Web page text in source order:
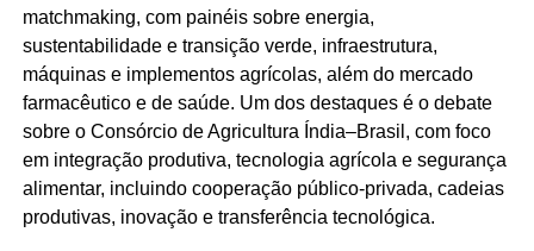
matchmaking, com painéis sobre energia,
sustentabilidade e transição verde, infraestrutura,
máquinas e implementos agrícolas, além do mercado
farmacêutico e de saúde. Um dos destaques é o debate
sobre o Consórcio de Agricultura Índia–Brasil, com foco
em integração produtiva, tecnologia agrícola e segurança
alimentar, incluindo cooperação público-privada, cadeias
produtivas, inovação e transferência tecnológica.